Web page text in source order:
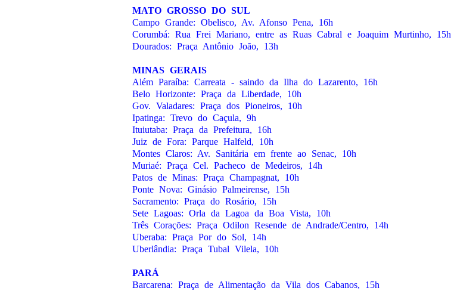
MATO GROSSO DO SUL
Campo Grande: Obelisco, Av. Afonso Pena, 16h
Corumbá: Rua Frei Mariano, entre as Ruas Cabral e Joaquim Murtinho, 15h
Dourados: Praça Antônio João, 13h
MINAS GERAIS
Além Paraíba: Carreata - saindo da Ilha do Lazarento, 16h
Belo Horizonte: Praça da Liberdade, 10h
Gov. Valadares: Praça dos Pioneiros, 10h
Ipatinga: Trevo do Caçula, 9h
Ituiutaba: Praça da Prefeitura, 16h
Juiz de Fora: Parque Halfeld, 10h
Montes Claros: Av. Sanitária em frente ao Senac, 10h
Muriaé: Praça Cel. Pacheco de Medeiros, 14h
Patos de Minas: Praça Champagnat, 10h
Ponte Nova: Ginásio Palmeirense, 15h
Sacramento: Praça do Rosário, 15h
Sete Lagoas: Orla da Lagoa da Boa Vista, 10h
Três Corações: Praça Odilon Resende de Andrade/Centro, 14h
Uberaba: Praça Por do Sol, 14h
Uberlândia: Praça Tubal Vilela, 10h
PARÁ
Barcarena: Praça de Alimentação da Vila dos Cabanos, 15h